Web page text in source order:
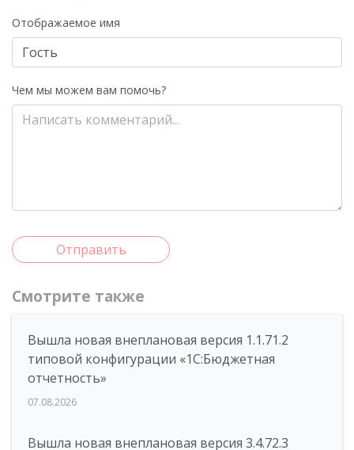
Отображаемое имя
Чем мы можем вам помочь?
Отправить
Смотрите также
Вышла новая внеплановая версия 1.1.71.2
типовой конфигурации «1C:Бюджетная
отчетность»
07.08.2026
Вышла новая внеплановая версия 3.4.72.3